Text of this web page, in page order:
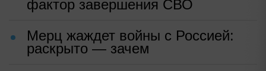
фактор завершения СВО
Мерц жаждет войны с Россией:
раскрыто — зачем